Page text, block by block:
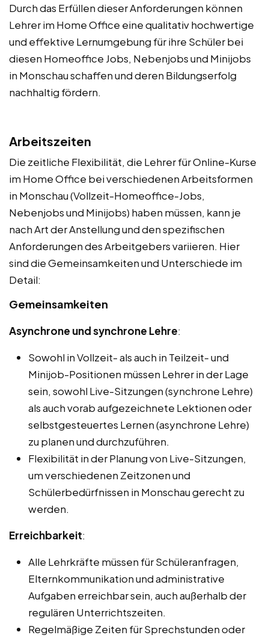
Durch das Erfüllen dieser Anforderungen können
Lehrer im Home Office eine qualitativ hochwertige
und effektive Lernumgebung für ihre Schüler bei
diesen Homeoffice Jobs, Nebenjobs und Minijobs
in Monschau schaffen und deren Bildungserfolg
nachhaltig fördern.
Arbeitszeiten
Die zeitliche Flexibilität, die Lehrer für Online-Kurse
im Home Office bei verschiedenen Arbeitsformen
in Monschau (Vollzeit-Homeoffice-Jobs,
Nebenjobs und Minijobs) haben müssen, kann je
nach Art der Anstellung und den spezifischen
Anforderungen des Arbeitgebers variieren. Hier
sind die Gemeinsamkeiten und Unterschiede im
Detail:
Gemeinsamkeiten
Asynchrone und synchrone Lehre:
Sowohl in Vollzeit- als auch in Teilzeit- und
Minijob-Positionen müssen Lehrer in der Lage
sein, sowohl Live-Sitzungen (synchrone Lehre)
als auch vorab aufgezeichnete Lektionen oder
selbstgesteuertes Lernen (asynchrone Lehre)
zu planen und durchzuführen.
Flexibilität in der Planung von Live-Sitzungen,
um verschiedenen Zeitzonen und
Schülerbedürfnissen in Monschau gerecht zu
werden.
Erreichbarkeit:
Alle Lehrkräfte müssen für Schüleranfragen,
Elternkommunikation und administrative
Aufgaben erreichbar sein, auch außerhalb der
regulären Unterrichtszeiten.
Regelmäßige Zeiten für Sprechstunden oder